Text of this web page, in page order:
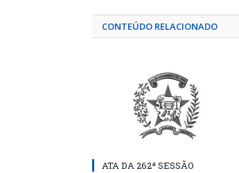
CONTEÚDO RELACIONADO
ATA DA 262ª SESSÃO